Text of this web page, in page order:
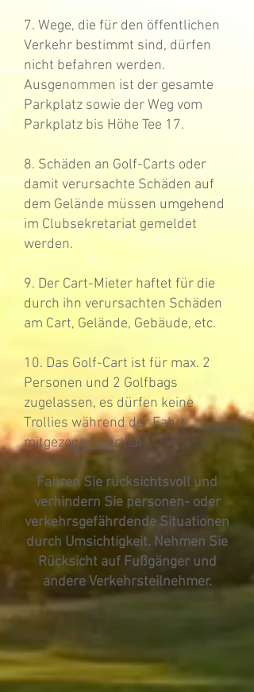
7. Wege, die für den öffentlichen
Verkehr bestimmt sind, dürfen
nicht befahren werden.
Ausgenommen ist der gesamte
Parkplatz sowie der Weg vom
Parkplatz bis Höhe Tee 17.
8. Schäden an Golf-Carts oder
damit verursachte Schäden auf
dem Gelände müssen umgehend
im Clubsekretariat gemeldet
werden.
9. Der Cart-Mieter haftet für die
durch ihn verursachten Schäden
am Cart, Gelände, Gebäude, etc.
10. Das Golf-Cart ist für max. 2
Personen und 2 Golfbags
zugelassen, es dürfen keine
Trollies während der Fahrt
mitgezogen werden.
Fahren Sie rücksichtsvoll und
verhindern Sie personen- oder
verkehrsgefährdende Situationen
durch Umsichtigkeit. Nehmen Sie
Rücksicht auf Fußgänger und
andere Verkehrsteilnehmer.